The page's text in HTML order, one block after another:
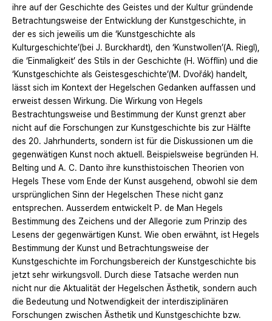
ihre auf der Geschichte des Geistes und der Kultur gründende
Betrachtungsweise der Entwicklung der Kunstgeschichte, in
der es sich jeweilis um die ‘Kunstgeschichte als
Kulturgeschichte’(bei J. Burckhardt), den ‘Kunstwollen’(A. Riegl),
die ‘Einmaligkeit’ des Stils in der Geschichte (H. Wöfflin) und die
‘Kunstgeschichte als Geistesgeschichte’(M. Dvořák) handelt,
lässt sich im Kontext der Hegelschen Gedanken auffassen und
erweist dessen Wirkung. Die Wirkung von Hegels
Bestrachtungsweise und Bestimmung der Kunst grenzt aber
nicht auf die Forschungen zur Kunstgeschichte bis zur Hälfte
des 20. Jahrhunderts, sondern ist für die Diskussionen um die
gegenwätigen Kunst noch aktuell. Beispielsweise begründen H.
Belting und A. C. Danto ihre kunsthistoischen Theorien von
Hegels These vom Ende der Kunst ausgehend, obwohl sie dem
ursprünglichen Sinn der Hegelschen These nicht ganz
entsprechen. Ausserdem entwickelt P. de Man Hegels
Bestimmung des Zeichens und der Allegorie zum Prinzip des
Lesens der gegenwärtigen Kunst. Wie oben erwähnt, ist Hegels
Bestimmung der Kunst und Betrachtungsweise der
Kunstgeschichte im Forchungsbereich der Kunstgeschichte bis
jetzt sehr wirkungsvoll. Durch diese Tatsache werden nun
nicht nur die Aktualität der Hegelschen Ästhetik, sondern auch
die Bedeutung und Notwendigkeit der interdisziplinären
Forschungen zwischen Ästhetik und Kunstgeschichte bzw.